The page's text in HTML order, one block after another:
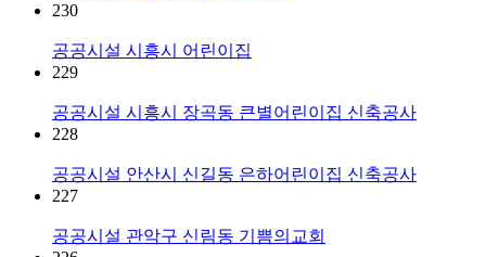
230
공공시설 시흥시 어린이집
229
공공시설 시흥시 장곡동 큰별어린이집 신축공사
228
공공시설 안산시 신길동 은하어린이집 신축공사
227
공공시설 관악구 신림동 기쁨의교회